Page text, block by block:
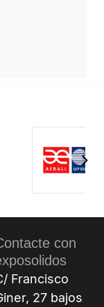
con
Francisco
27 bajos